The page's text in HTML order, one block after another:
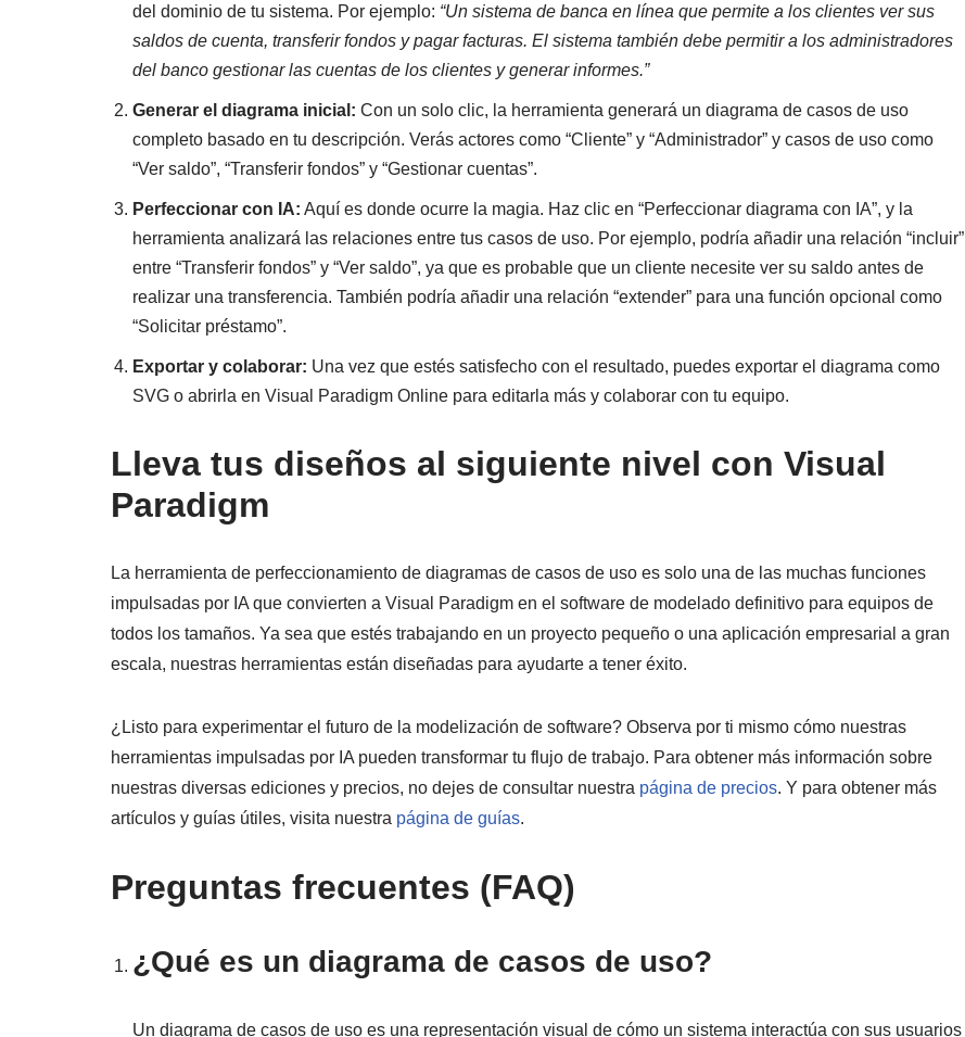
del dominio de tu sistema. Por ejemplo: “Un sistema de banca en línea que permite a los clientes ver sus
saldos de cuenta, transferir fondos y pagar facturas. El sistema también debe permitir a los administradores
del banco gestionar las cuentas de los clientes y generar informes.”
Generar el diagrama inicial: Con un solo clic, la herramienta generará un diagrama de casos de uso
completo basado en tu descripción. Verás actores como “Cliente” y “Administrador” y casos de uso como
“Ver saldo”, “Transferir fondos” y “Gestionar cuentas”.
Perfeccionar con IA: Aquí es donde ocurre la magia. Haz clic en “Perfeccionar diagrama con IA”, y la
herramienta analizará las relaciones entre tus casos de uso. Por ejemplo, podría añadir una relación “incluir”
entre “Transferir fondos” y “Ver saldo”, ya que es probable que un cliente necesite ver su saldo antes de
realizar una transferencia. También podría añadir una relación “extender” para una función opcional como
“Solicitar préstamo”.
Exportar y colaborar: Una vez que estés satisfecho con el resultado, puedes exportar el diagrama como
SVG o abrirla en Visual Paradigm Online para editarla más y colaborar con tu equipo.
Lleva tus diseños al siguiente nivel con Visual
Paradigm
La herramienta de perfeccionamiento de diagramas de casos de uso es solo una de las muchas funciones
impulsadas por IA que convierten a Visual Paradigm en el software de modelado definitivo para equipos de
todos los tamaños. Ya sea que estés trabajando en un proyecto pequeño o una aplicación empresarial a gran
escala, nuestras herramientas están diseñadas para ayudarte a tener éxito.
¿Listo para experimentar el futuro de la modelización de software? Observa por ti mismo cómo nuestras
herramientas impulsadas por IA pueden transformar tu flujo de trabajo. Para obtener más información sobre
nuestras diversas ediciones y precios, no dejes de consultar nuestra página de precios. Y para obtener más
artículos y guías útiles, visita nuestra página de guías.
Preguntas frecuentes (FAQ)
¿Qué es un diagrama de casos de uso?
Un diagrama de casos de uso es una representación visual de cómo un sistema interactúa con sus usuarios